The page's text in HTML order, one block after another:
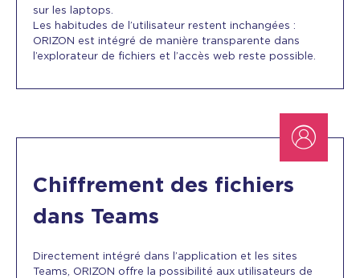
sur les laptops.
Les habitudes de l’utilisateur restent inchangées :
ORIZON est intégré de manière transparente dans
l’explorateur de fichiers et l’accès web reste possible.
Chiffrement des fichiers
dans Teams
Directement intégré dans l’application et les sites
Teams, ORIZON offre la possibilité aux utilisateurs de